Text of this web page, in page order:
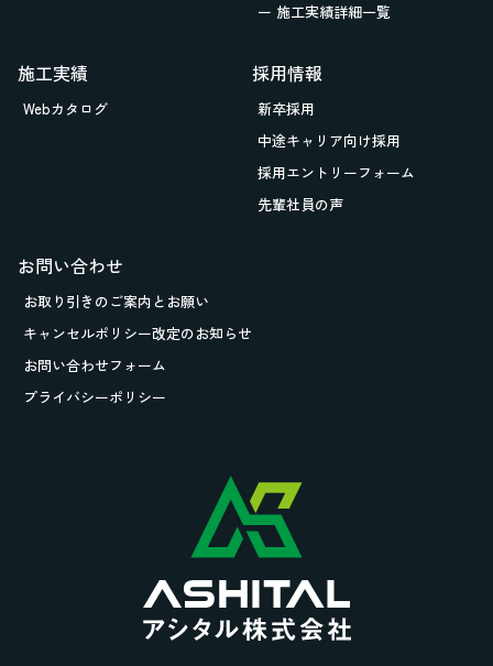
ー 施工実績詳細一覧
施工実績
Webカタログ
採用情報
新卒採用
中途キャリア向け採用
採用エントリーフォーム
先輩社員の声
お問い合わせ
お取り引きのご案内とお願い
キャンセルポリシー改定のお知らせ
お問い合わせフォーム
プライバシーポリシー